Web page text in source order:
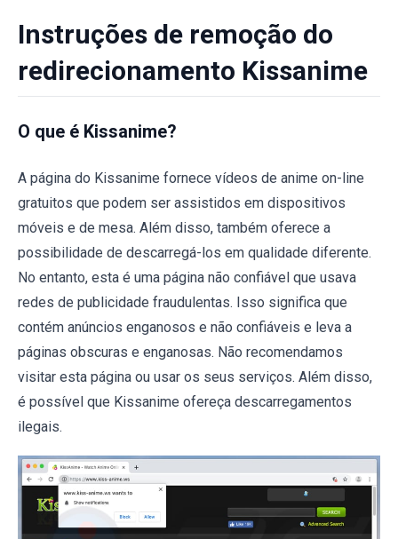
Instruções de remoção do
redirecionamento Kissanime
O que é Kissanime?
A página do Kissanime fornece vídeos de anime on-line
gratuitos que podem ser assistidos em dispositivos
móveis e de mesa. Além disso, também oferece a
possibilidade de descarregá-los em qualidade diferente.
No entanto, esta é uma página não confiável que usava
redes de publicidade fraudulentas. Isso significa que
contém anúncios enganosos e não confiáveis e leva a
páginas obscuras e enganosas. Não recomendamos
visitar esta página ou usar os seus serviços. Além disso,
é possível que Kissanime ofereça descarregamentos
ilegais.